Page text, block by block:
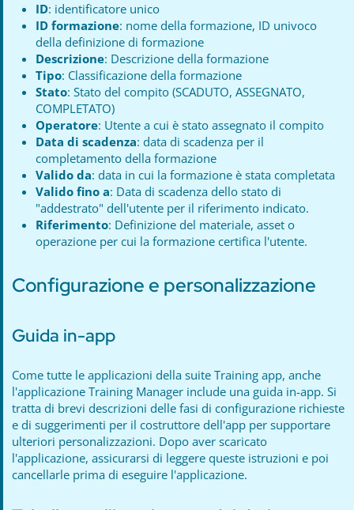
ID: identificatore unico
ID formazione: nome della formazione, ID univoco
della definizione di formazione
Descrizione: Descrizione della formazione
Tipo: Classificazione della formazione
Stato: Stato del compito (SCADUTO, ASSEGNATO,
COMPLETATO)
Operatore: Utente a cui è stato assegnato il compito
Data di scadenza: data di scadenza per il
completamento della formazione
Valido da: data in cui la formazione è stata completata
Valido fino a: Data di scadenza dello stato di
"addestrato" dell'utente per il riferimento indicato.
Riferimento: Definizione del materiale, asset o
operazione per cui la formazione certifica l'utente.
Configurazione e personalizzazione
Guida in-app
Come tutte le applicazioni della suite Training app, anche
l'applicazione Training Manager include una guida in-app. Si
tratta di brevi descrizioni delle fasi di configurazione richieste
e di suggerimenti per il costruttore dell'app per supportare
ulteriori personalizzazioni. Dopo aver scaricato
l'applicazione, assicurarsi di leggere queste istruzioni e poi
cancellarle prima di eseguire l'applicazione.